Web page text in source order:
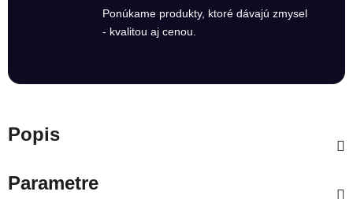
Ponúkame produkty, ktoré dávajú zmysel
- kvalitou aj cenou.
Popis
Parametre